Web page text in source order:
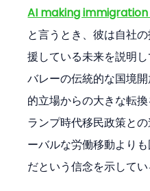
AI making
と言うとき、彼は自社
援している未来を説明
バレーの伝統的な国境
的立場からの大きな転
ランプ時代移民政策と
ーバルな労働移動より
だという信念を示してい